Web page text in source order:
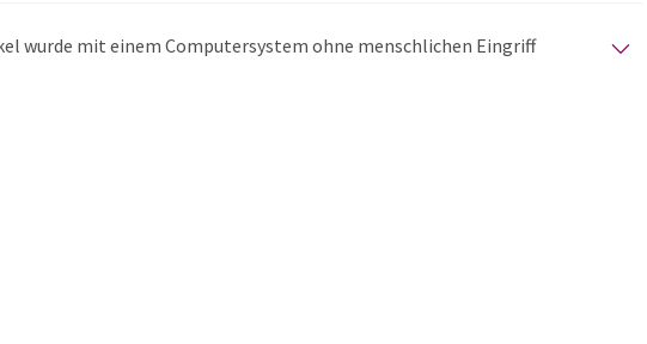
wurde mit einem Computersystem ohne menschlichen Eingriff